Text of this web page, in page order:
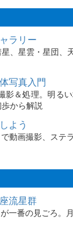
ラリー
星、星雲・星団、
写真入門
影＆処理。明る
から解説
よう
動画撮影、ステ
流星群
一番の見ごろ。